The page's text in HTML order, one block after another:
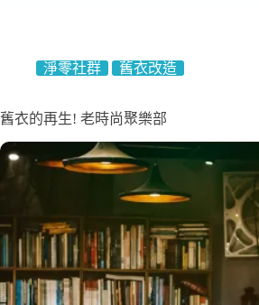
淨零社群 舊衣改造
舊衣的再生! 老時尚聚樂部